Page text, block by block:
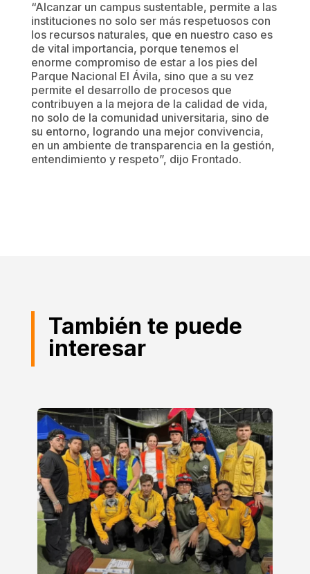
“Alcanzar un campus sustentable, permite a las
instituciones no solo ser más respetuosos con
los recursos naturales, que en nuestro caso es
de vital importancia, porque tenemos el
enorme compromiso de estar a los pies del
Parque Nacional El Ávila, sino que a su vez
permite el desarrollo de procesos que
contribuyen a la mejora de la calidad de vida,
no solo de la comunidad universitaria, sino de
su entorno, logrando una mejor convivencia,
en un ambiente de transparencia en la gestión,
entendimiento y respeto”, dijo Frontado.
También te puede
interesar